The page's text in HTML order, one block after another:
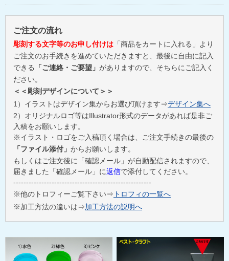
ご注文の流れ
彫刻する文字等のお申し付けは 「商品をカートに入れる」より
ご注文のお手続きを進めていただきますと、最後に自由に記入
できる
「ご連絡・ご要望」 がありますので、そちらにご記入く
ださい。
＜＜彫刻デザインについて＞＞
1）イラストはデザイン集からお選び頂けます⇒デザイン集へ
2）オリジナルロゴ等はIllustrator形式のデータがあれば是非ご
入稿をお願いします。
※イラスト・ロゴをご入稿頂く場合は、ご注文手続きの最後の
「ファイル添付」 からお願いします。
もしくはご注文後に「確認メール」が自動配信されますので、
届きました「確認メール」に返信で添付してください。
------------------------------------------------------
※他のトロフィーご覧下さい⇒ トロフィの一覧へ
※加工方法の違いは⇒加工方法の説明へ